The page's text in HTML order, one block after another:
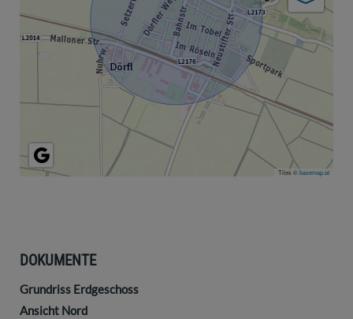
Tiles ©basemap.at
DOKUMENTE
Grundriss Erdgeschoss
Ansicht Nord